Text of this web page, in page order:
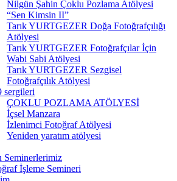
Nilgün Şahin Çoklu Pozlama Atölyesi
“Sen Kimsin II”
Tarık YURTGEZER Doğa Fotoğrafçılığı
Atölyesi
Tarık YURTGEZER Fotoğrafçılar İçin
Wabi Sabi Atölyesi
Tarık YURTGEZER Sezgisel
Fotoğrafçılık Atölyesi
sergileri
ÇOKLU POZLAMA ATÖLYESİ
İçsel Manzara
İzlenimci Fotoğraf Atölyesi
Yeniden yaratım atölyesi
Seminerlerimiz
İşleme Semineri